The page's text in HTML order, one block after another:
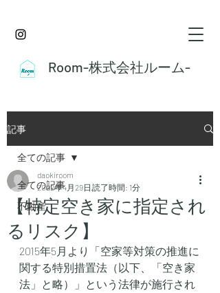
Room-株式会社ルーム-
記事
全ての記事
不動産
全ての記事
【特定空き家に指定され
るリスク】
daokiroom
2022年4月29日 読了時間: 1分
2015年5月より「空家等対策の推進に
関する特別措置法（以下、「空き家
法」と略）」という法律が施行され